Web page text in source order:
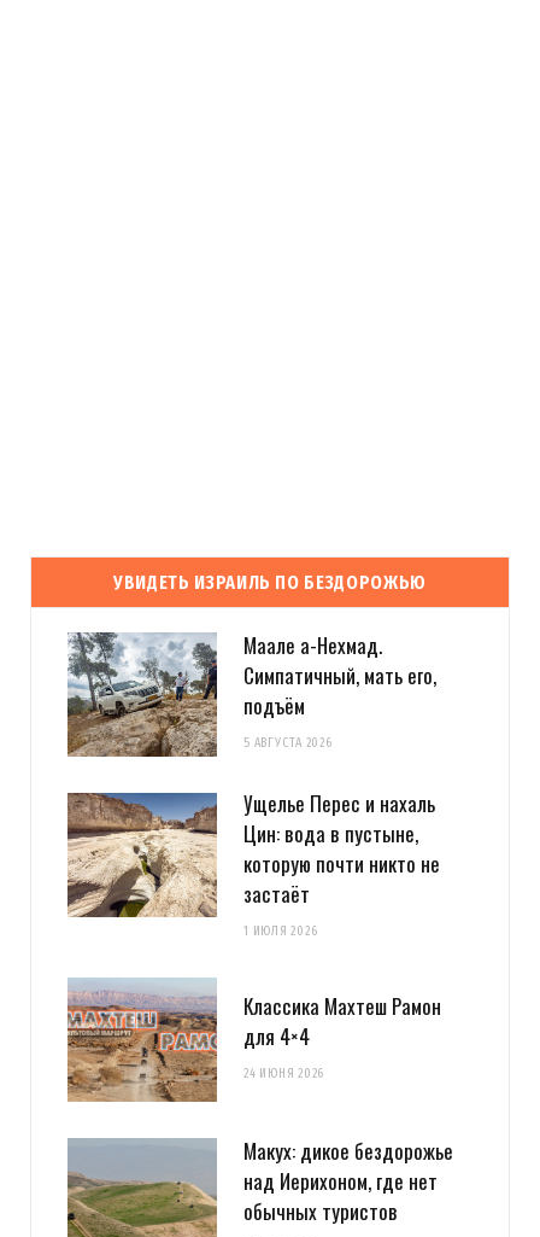
УВИДЕТЬ ИЗРАИЛЬ ПО БЕЗДОРОЖЬЮ
Маале а-Нехмад.
Симпатичный, мать его,
подъём
5 АВГУСТА 2026
Ущелье Перес и нахаль
Цин: вода в пустыне,
которую почти никто не
застаёт
1 ИЮЛЯ 2026
Классика Махтеш Рамон
для 4×4
24 ИЮНЯ 2026
Макух: дикое бездорожье
над Иерихоном, где нет
обычных туристов